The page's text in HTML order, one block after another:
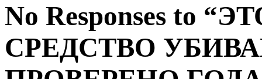
No Responses to
СРЕДСТВО